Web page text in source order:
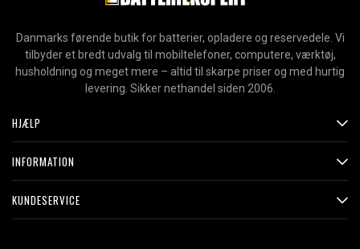
Danmarks førende butik for batterier, opladere og reservedele. Vi
tilbyder et bredt udvalg til mobiltelefoner, computere, værktøj,
husholdning og meget mere – altid til skarpe priser og med hurtig
levering. Sikker nethandel siden 2006.
HJÆLP
INFORMATION
KUNDESERVICE